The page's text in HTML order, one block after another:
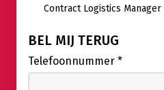
Contract Logistics
BEL MIJ TERUG
Telefoonnummer *